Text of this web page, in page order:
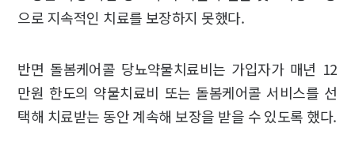
으로 지속적인 치료를 보장하지 못했다.
반면 돌봄케어콜 당뇨약물치료비는 가입자가 매년 12
만원 한도의 약물치료비 또는 돌봄케어콜 서비스를 선
택해 치료받는 동안 계속해 보장을 받을 수 있도록 했다.